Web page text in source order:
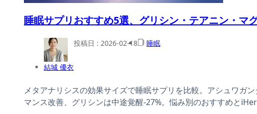
睡眠サプリおすすめ5選、グリシン・テアニン・マ
結城 優衣
投稿日 : 2026-02-18 睡眠
メタアナリシスの効果サイズで睡眠サプリを比較。アシュワガ
マンス改善、グリシンは中途覚醒-27%。悩み別のおすすめと